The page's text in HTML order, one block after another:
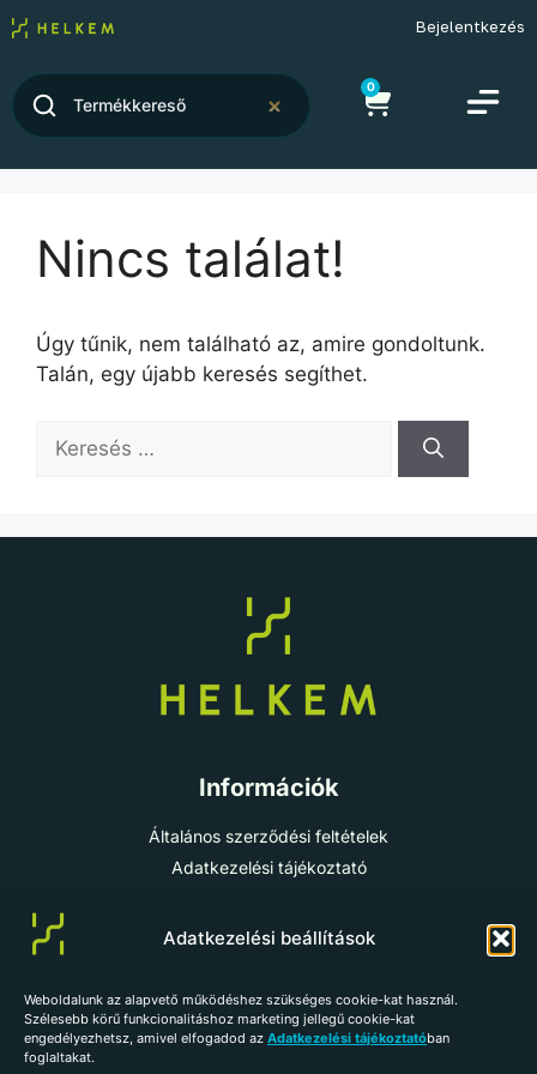
Adatkezelési beállítások
Weboldalunk az alapvető működéshez szükséges cookie-kat használ.
Szélesebb körű funkcionalitáshoz marketing jellegű cookie-kat
engedélyezhetsz, amivel elfogadod az Adatkezelési tájékoztatóban
foglaltakat.
Bejelentkezés
0
Nincs találat!
Úgy tűnik, nem található az, amire gondoltunk.
Talán, egy újabb keresés segíthet.
Információk
Általános szerződési feltételek
Adatkezelési tájékoztató
Impresszum
info@helkem.hu
+36 70 784 98 59